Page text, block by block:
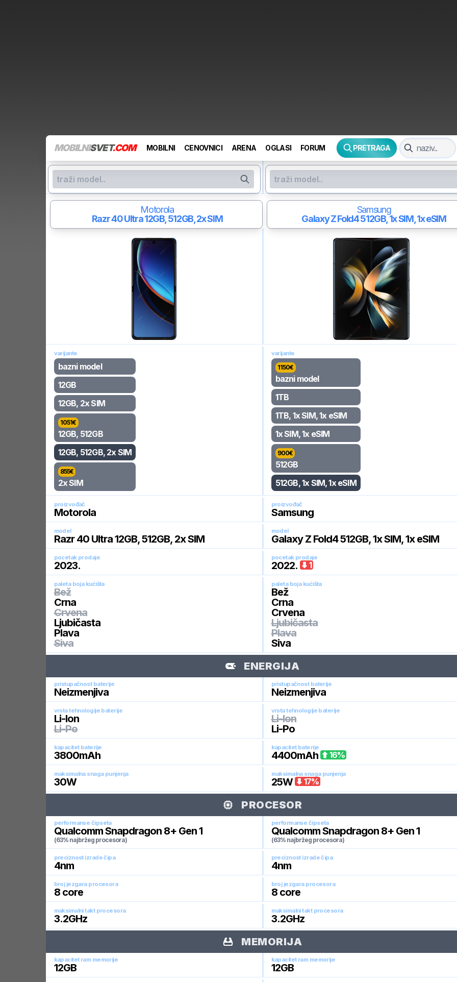
MOBILNISVET.COM MOBILNI CENOVNICI ARENA OGLASI FORUM PRETRAGA
Motorola
Razr 40 Ultra12GB, 512GB, 2x SIM
Samsung
Galaxy Z Fold4512GB, 1x SIM, 1x eSIM
varijante
bazni model
12GB
12GB, 2x SIM
1051€
12GB, 512GB
12GB, 512GB, 2x SIM
855€
2x SIM
varijante
1150€
bazni model
1TB
1TB, 1x SIM, 1x eSIM
1x SIM, 1x eSIM
900€
512GB
512GB, 1x SIM, 1x eSIM
proizvođač
Motorola
proizvođač
Samsung
model
Razr 40 Ultra 12GB, 512GB, 2x SIM
model
Galaxy Z Fold4 512GB, 1x SIM, 1x eSIM
pocetak prodaje
2023.
pocetak prodaje
2022. 1
paleta boja kućišta
Bež
Crna
Crvena
Ljubičasta
Plava
Siva
paleta boja kućišta
Bež
Crna
Crvena
Ljubičasta
Plava
Siva
ENERGIJA
pristupačnost baterije
Neizmenjiva
pristupačnost baterije
Neizmenjiva
vrsta tehnologije baterije
Li-Ion
Li-Po
vrsta tehnologije baterije
Li-Ion
Li-Po
kapacitet baterije
3800mAh
kapacitet baterije
4400mAh 16%
maksimalna snaga punjenja
30W
maksimalna snaga punjenja
25W 17%
PROCESOR
performanse čipseta
Qualcomm Snapdragon 8+ Gen 1
(63% najbržeg procesora)
performanse čipseta
Qualcomm Snapdragon 8+ Gen 1
(63% najbržeg procesora)
preciznost izrade čipa
4nm
preciznost izrade čipa
4nm
broj jezgara procesora
8core
broj jezgara procesora
8core
maksimalni takt procesora
3.2GHz
maksimalni takt procesora
3.2GHz
MEMORIJA
kapacitet ram memorije
12GB
kapacitet ram memorije
12GB